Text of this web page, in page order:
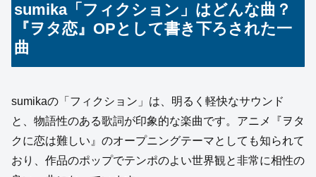
sumika「フィクション」はどんな曲？
『ヲタ恋』OPとして書き下ろされた一
曲
sumikaの「フィクション」は、明るく軽快なサウンド
と、物語性のある歌詞が印象的な楽曲です。アニメ『ヲタ
クに恋は難しい』のオープニングテーマとしても知られて
おり、作品のポップでテンポのよい世界観と非常に相性の